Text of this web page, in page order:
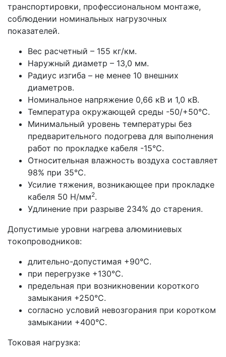
транспортировки, профессиональном монтаже,
соблюдении номинальных нагрузочных
показателей.
Вес расчетный – 155 кг/км.
Наружный диаметр – 13,0 мм.
Радиус изгиба – не менее 10 внешних
диаметров.
Номинальное напряжение 0,66 кВ и 1,0 кВ.
Температура окружающей среды -50/+50°С.
Минимальный уровень температуры без
предварительного подогрева для выполнения
работ по прокладке кабеля -15°С.
Относительная влажность воздуха составляет
98% при 35°С.
Усилие тяжения, возникающее при прокладке
кабеля 50 Н/мм2.
Удлинение при разрыве 234% до старения.
Допустимые уровни нагрева алюминиевых
токопроводников:
длительно-допустимая +90°С.
при перегрузке +130°С.
предельная при возникновении короткого
замыкания +250°С.
согласно условий невозгорания при коротком
замыкании +400°С.
Токовая нагрузка: